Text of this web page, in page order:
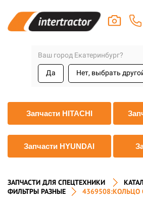
Ваш город Екатеринбург?
Да Нет, выбрать
Запчасти HITACHI
Запчасти HYUNDAI
ЗАПЧАСТИ ДЛЯ СПЕЦТЕХНИКИ
ФИЛЬТРЫ РАЗНЫЕ
4369508:КОЛЬЦО